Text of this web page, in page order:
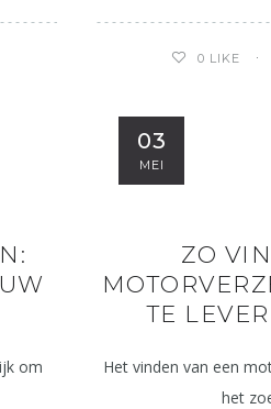
0 LIKE
om
03
MEI
ZO
TE
Het vinden van een
het